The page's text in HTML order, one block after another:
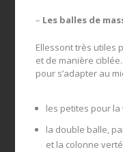
– Les balles de
Ellessont très utiles
et de manière
pour s’adapter au
les petites pour
la double balle,
et la colonne